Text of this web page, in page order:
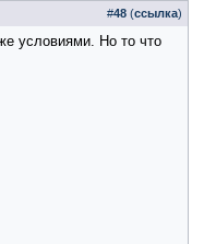
#48 (ссылка)
условиями. Но то что